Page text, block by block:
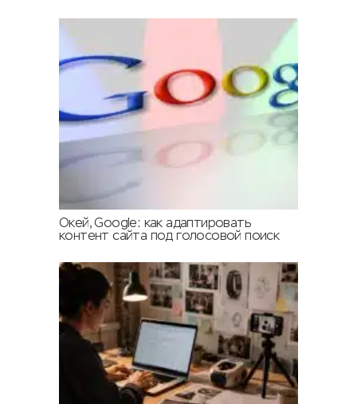
Окей, Google: как адаптировать
контент сайта под голосовой поиск